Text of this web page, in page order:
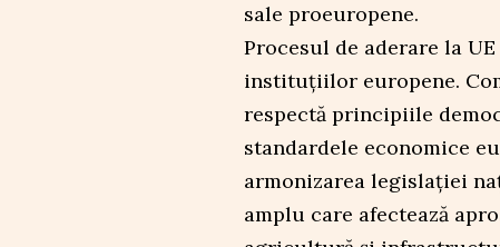
sale proeuropene.
Procesul de aderare la
instituțiilor europene.
respectă principiile
standardele economice
armonizarea legislației
amplu care afectează